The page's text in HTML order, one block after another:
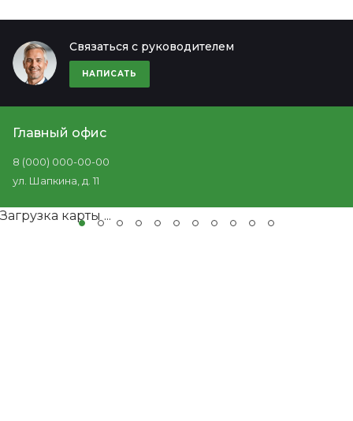
Связаться с руководителем
НАПИСАТЬ
Главный офис
8 (000) 000-00-00
ул. Шапкина, д. 11
Загрузка карты ...